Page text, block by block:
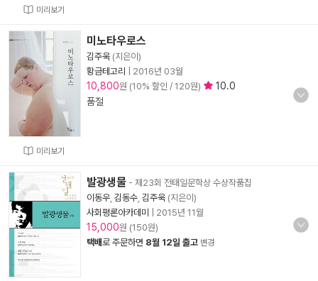
미리보기
미리보기
미노타우로스
김주욱 (지은이)
황금테고리
2016년 03월
10,800원 (10% 할인 / 120원)
10.0
품절
발광생물 - 제23회 전태일문학상 수상작품집
이동우 김동수 김주욱 (지은이)
사회평론아카데미
2015년 11월
15,000원 (150원)
택배로 주문하면 8월 12일 출고 변경